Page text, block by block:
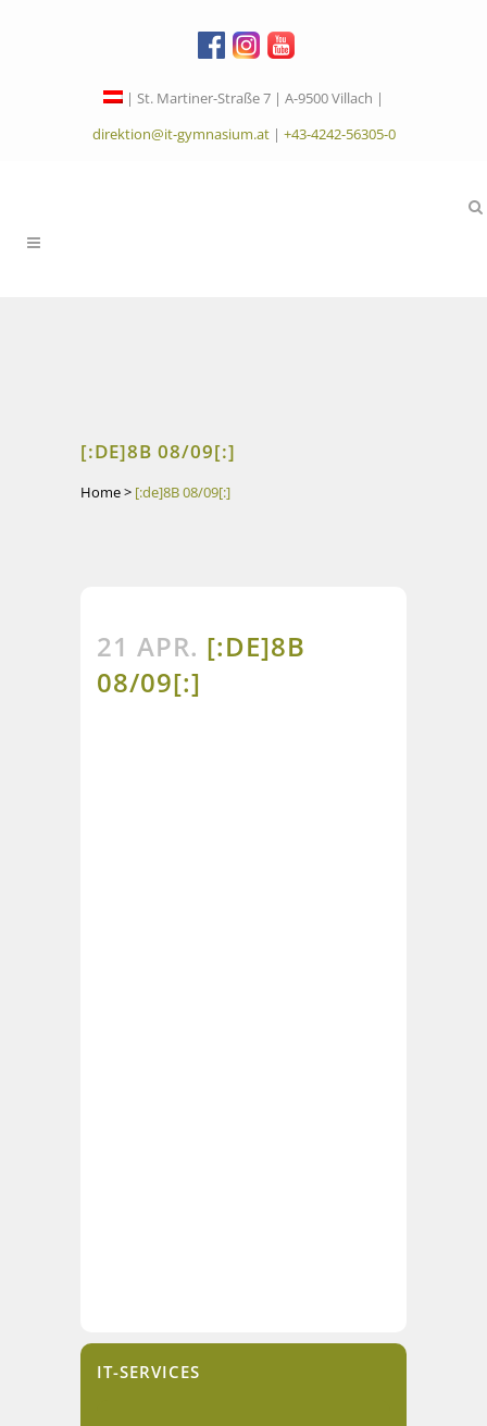
| St. Martiner-Straße 7 | A-9500 Villach |
direktion@it-gymnasium.at| +43-4242-56305-0
[:DE]8B 08/09[:]
Home> [:de]8B 08/09[:]
21 APR. [:DE]8B
08/09[:]
IT-SERVICES